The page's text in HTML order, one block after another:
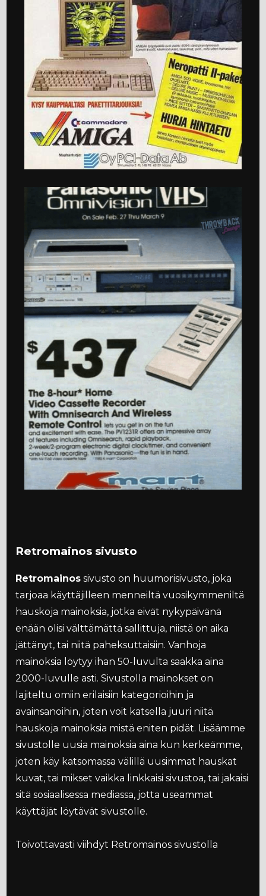
Retromainos sivusto
Retromainos sivusto on huumorisivusto, joka
tarjoaa käyttäjilleen menneiltä vuosikymmeniltä
hauskoja mainoksia, jotka eivät nykypäivänä
enään olisi välttämättä sallittuja, niistä on aika
jättänyt, tai niitä paheksuttaisiin. Vanhoja
mainoksia löytyy ihan 50-luvulta saakka aina
2000-luvulle asti. Sivustolla mainokset on
lajiteltu omiin erilaisiin kategorioihin ja
avainsanoihin, joten voit katsella juuri niitä
hauskoja mainoksia mistä eniten pidät. Lisäämme
sivustolle uusia mainoksia aina kun kerkeämme,
joten käy katsomassa välillä uusimmat hauskat
kuvat, tai mikset vaikka linkkaisi sivustoa, tai jakaisi
sitä sosiaalisessa mediassa, jotta useammat
käyttäjät löytävät sivustolle.
Toivottavasti viihdyt Retromainos sivustolla